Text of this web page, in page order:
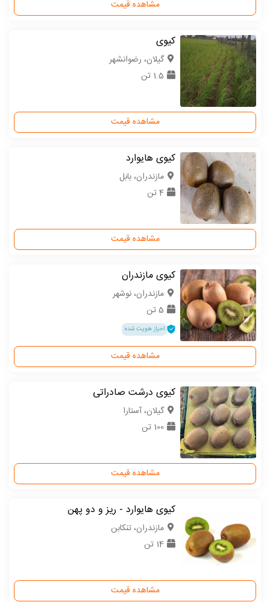
مشاهده قیمت
کیوی
گیلان، رضوانشهر
1.5 تن
مشاهده قیمت
کیوی هایوارد
مازندران، بابل
4 تن
مشاهده قیمت
کیوی مازندران
مازندران، نوشهر
5 تن
احراز هویت شده
مشاهده قیمت
کیوی درشت صادراتی
گیلان، آستارا
100 تن
مشاهده قیمت
کیوی هایوارد - ریز و دو پهن
مازندران، تنکابن
14 تن
مشاهده قیمت